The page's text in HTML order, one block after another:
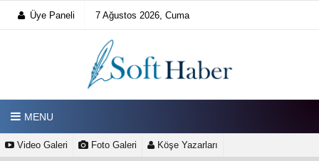
Üye Paneli 7 Ağustos 2026, Cuma
MENU
Video Galeri Foto Galeri Köşe Yazarları